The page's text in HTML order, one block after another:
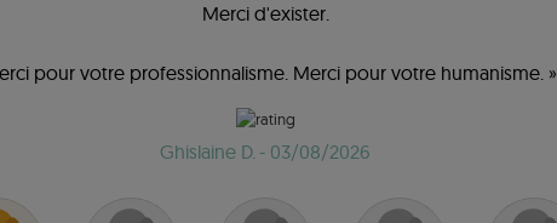
Merci d'exister.
pour votre professionnalisme. Merci pour votre humanisme. »
Ghislaine D. - 03/08/2026